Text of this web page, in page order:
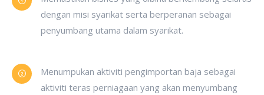
dengan misi syarikat serta berperanan sebagai
penyumbang utama dalam syarikat.
Menumpukan aktiviti pengimportan baja sebagai
aktiviti teras perniagaan yang akan menyumbang